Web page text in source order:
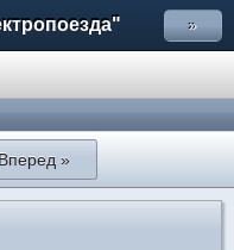
»
Вперед »